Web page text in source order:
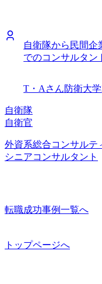
自衛隊から民間企
でのコンサルタン
T・Aさん防衛大学
自衛隊
自衛官
外資系総合コンサルテ
シニアコンサルタント
転職成功事例一覧へ
トップページへ